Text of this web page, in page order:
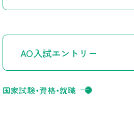
AO入試エントリー
国家試験・資格・就職